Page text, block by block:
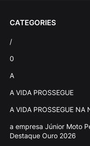
CATEGORIES
/
0
A
A VIDA PROSSEGUE
A VIDA PROSSEGUE NA
a empresa Júnior Moto
Destaque Ouro 2026